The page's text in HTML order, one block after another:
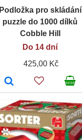
Podložka pro skládání
puzzle do 1000 dílků
Cobble Hill
Do 14 dní
425,00 Kč